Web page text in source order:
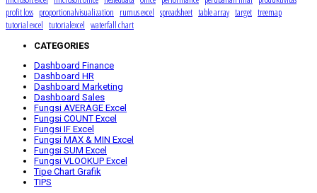
profit loss proportionalvisualization rumus excel spreadsheet table array target treemap
tutorial excel tutorialexcel waterfall chart
CATEGORIES
Dashboard Finance
Dashboard HR
Dashboard Marketing
Dashboard Sales
Fungsi AVERAGE Excel
Fungsi COUNT Excel
Fungsi IF Excel
Fungsi MAX & MIN Excel
Fungsi SUM Excel
Fungsi VLOOKUP Excel
Tipe Chart Grafik
TIPS